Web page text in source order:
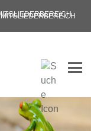
MITGLIEDERBEREICH